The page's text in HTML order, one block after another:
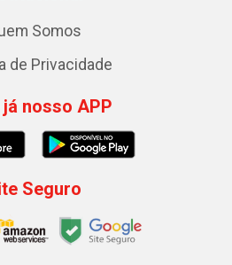
Somos
de Privacidade
já nosso APP
Seguro